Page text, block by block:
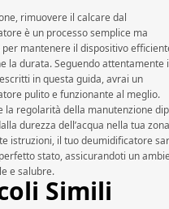
rimuovere il calcare dal
è un processo semplice ma
per mantenere il dispositivo
la durata. Seguendo attentamente i
in questa guida, avrai un
pulito e funzionante al meglio.
la regolarità della manutenzione
durezza dell’acqua nella tua
istruzioni, il tuo deumidificatore
stato, assicurandoti un
e salubre.
Simili